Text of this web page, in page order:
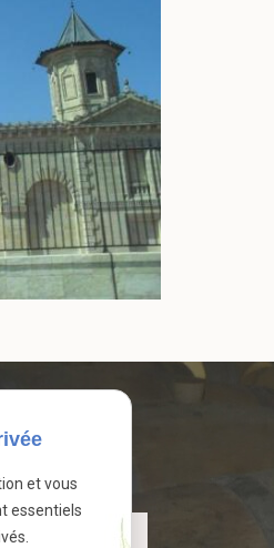
et vous
essentiels